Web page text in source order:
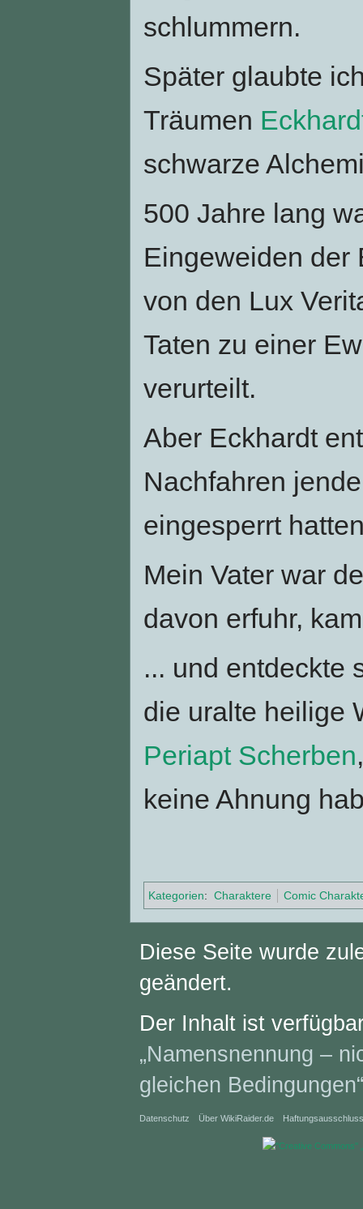
schlummern.
Später glaubte
Träumen
schwarze
500 Jahre lang
Eingeweiden der
von den Lux
Taten zu einer
verurteilt.
Aber Eckhardt
Nachfahren
eingesperrt
Mein Vater war
davon erfuhr,
... und entdeckte
die uralte heilige
Periapt Scherben
keine Ahnung
Kategorien: Charaktere Comic
Diese Seite wurde
geändert.
Der Inhalt ist
„Namensnennung –
gleichen Bedingungen“
Datenschutz Über WikiRaider.de